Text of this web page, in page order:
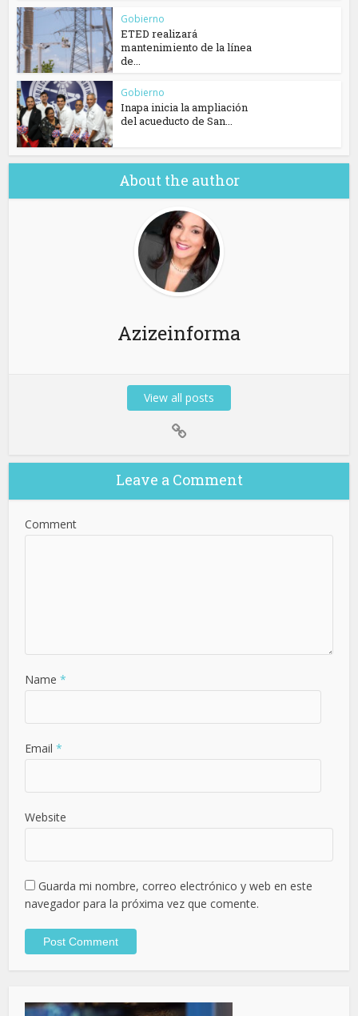
Gobierno
ETED realizará
mantenimiento de la línea
de...
Gobierno
Inapa inicia la ampliación
del acueducto de San...
About the author
Azizeinforma
View all posts
Leave a Comment
Comment
Name *
Email *
Website
Guarda mi nombre, correo electrónico y web en este
navegador para la próxima vez que comente.